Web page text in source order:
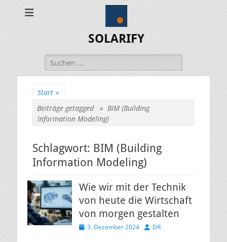
SOLARIFY
Suchen
nach:
Start »
Beiträge getagged » BIM (Building
Information Modeling)
Schlagwort: BIM (Building
Information Modeling)
Wie wir mit der Technik
von heute die Wirtschaft
von morgen gestalten
Veröffentlicht
3. Dezember 2024 Autor
DR